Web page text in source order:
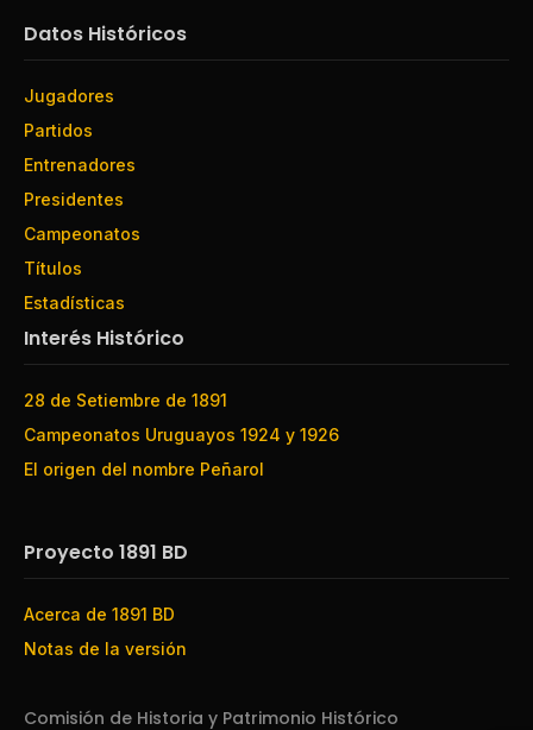
Datos Históricos
Jugadores
Partidos
Entrenadores
Presidentes
Campeonatos
Títulos
Estadísticas
Interés Histórico
28 de Setiembre de 1891
Campeonatos Uruguayos 1924 y 1926
El origen del nombre Peñarol
Proyecto 1891 BD
Acerca de 1891 BD
Notas de la versión
Comisión de Historia y Patrimonio Histórico